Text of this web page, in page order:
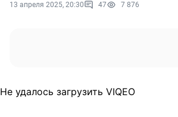
13 апреля 2025, 20:30 47 7 876
Не удалось загрузить VIQEO